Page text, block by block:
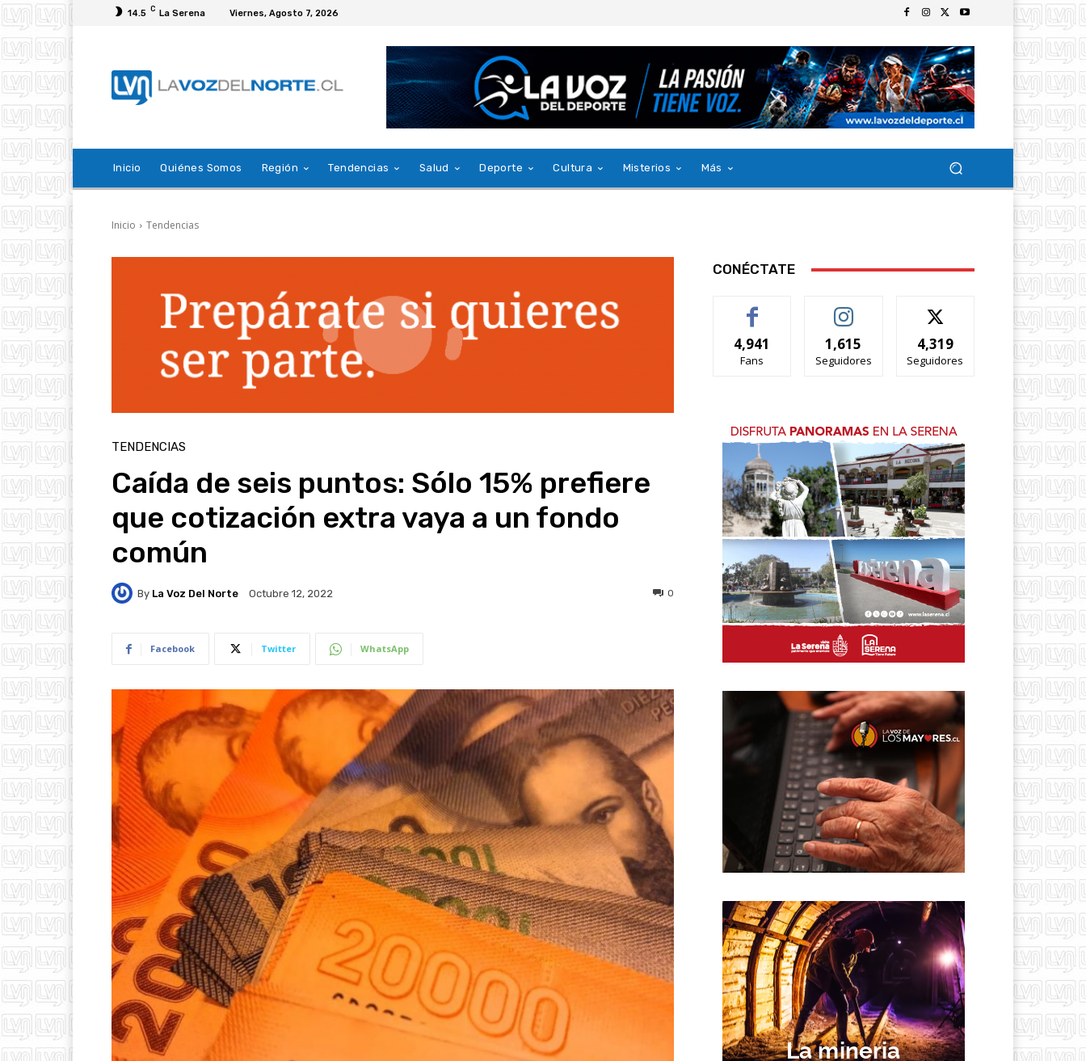
14.5 C La Serena Viernes, Agosto 7, 2026
Inicio Quiénes Somos Región Tendencias Salud Deporte Cultura Misterios Más
Inicio Tendencias
TENDENCIAS
Caída de seis puntos: Sólo 15% prefiere
que cotización extra vaya a un fondo
común
By La Voz Del Norte Octubre 12, 2022 0
Facebook Twitter WhatsApp
CONÉCTATE
4,941
Fans
1,615
Seguidores
4,319
Seguidores